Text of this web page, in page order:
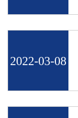
2022-03-08